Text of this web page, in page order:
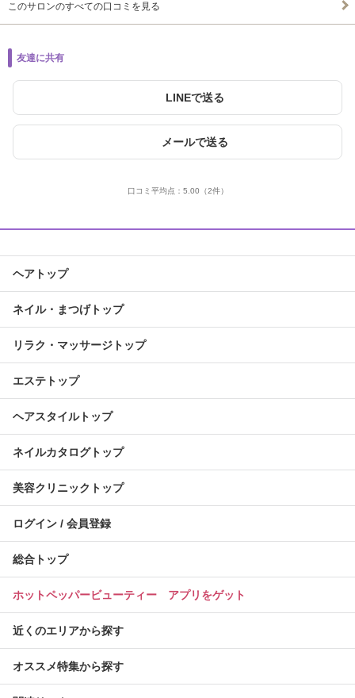
このサロンのすべての口コミを見る
友達に共有
LINEで送る
メールで送る
口コミ平均点： 5.00 （2件）
ヘアトップ
ネイル・まつげトップ
リラク・マッサージトップ
エステトップ
ヘアスタイルトップ
ネイルカタログトップ
美容クリニックトップ
ログイン / 会員登録
総合トップ
ホットペッパービューティー アプリをゲット
近くのエリアから探す
オススメ特集から探す